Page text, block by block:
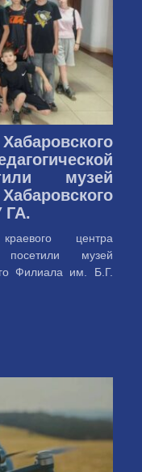
музей
ГА.
центра
посетили музей
Филиала им. Б.Г.